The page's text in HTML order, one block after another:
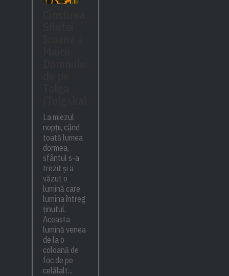
La miezul
nopții, când
toată lumea
dormea,
sfântul s-a
trezit și a
văzut o
lumină care
lumina întreg
ținutul.
Aceasta
lumină venea
de la o
coloană de
foc de pe
celălalt...